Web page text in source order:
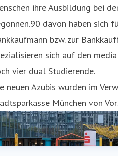
ihre Ausbildung bei
davon haben sich
bzw. zur
sich auf den
vier dual Studierende.
neuen Azubis wurden im
München von